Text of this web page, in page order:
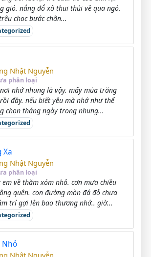
gió. nắng đổ xô thui thủi về qua ngỏ.
choc bước chân...
Nhật Nguyễn
phân loại
nhớ nhung là vậy. mấy mùa trăng
đầy. nếu biết yêu mà nhớ như thế
chọn tháng ngày trong nhung...
Xa
Nhật Nguyễn
phân loại
về thăm xóm nhỏ. cơn mưa chiều
quên. con đường mòn đá đỏ chưa
trí gợi lên bao thương nhớ.. giờ...
Nhỏ